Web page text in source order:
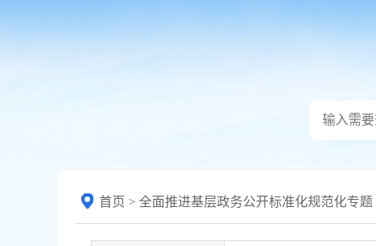
首页 > 全面推进基层政务公开标准化规范化专题